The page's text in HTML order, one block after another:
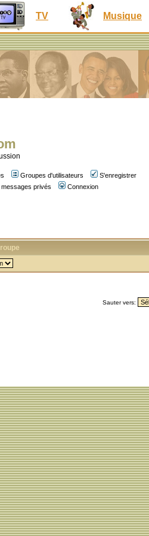
TV Musique
Groupes d'utilisateurs
S'enregistrer
privés Connexion
Sauter vers: